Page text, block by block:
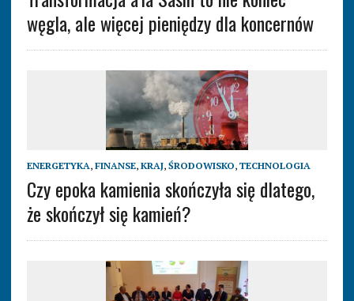
węgla, ale więcej pieniędzy dla koncernów
ENERGETYKA, FINANSE, KRAJ, ŚRODOWISKO, TECHNOLOGIA
Czy epoka kamienia skończyła się dlatego,
że skończył się kamień?